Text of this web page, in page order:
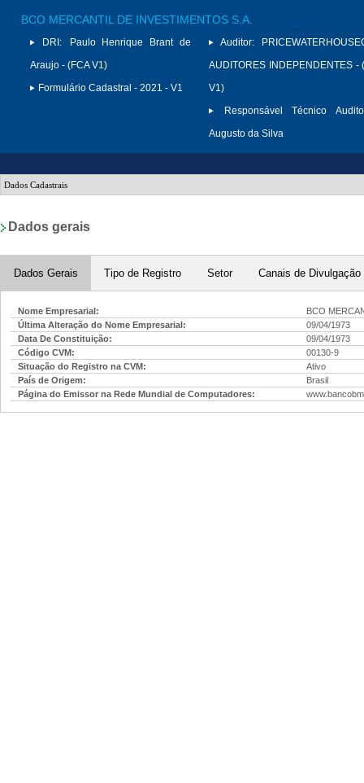
BCO MERCANTIL DE INVESTIMENTOS S.A.
DRI:
Paulo Henrique Brant de
Araujo - (FCA V1)
Formulário Cadastral - 2021 - V1
Auditor:
AUDITORES INDEPENDENTES -
V1)
Responsável Técnico
Augusto da Silva